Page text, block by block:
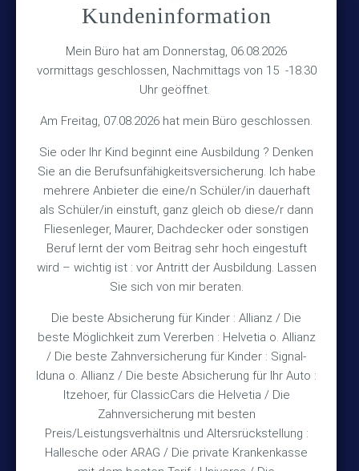
Kundeninformation
Mein Büro hat am Donnerstag, 06.08.2026
vormittags geschlossen, Nachmittags von 15 -18.30
Uhr geöffnet.
Am Freitag, 07.08.2026 hat mein Büro geschlossen.
Sie oder Ihr Kind beginnt eine Ausbildung ? Denken
Sie an die Berufsunfähigkeitsversicherung. Ich habe
mehrere Anbieter die eine/n Schüler/in dauerhaft
als Schüler/in einstuft, ganz gleich ob diese/r dann
Fliesenleger, Maurer, Dachdecker oder sonstigen
Beruf lernt der vom Beitrag sehr hoch eingestuft
wird – wichtig ist : vor Antritt der Ausbildung. Lassen
Sie sich von mir beraten.
Die beste Absicherung für Kinder : Allianz / Die
beste Möglichkeit zum Vererben : Helvetia o. Allianz
/ Die beste Zahnversicherung für Kinder : Signal-
Iduna o. Allianz / Die beste Absicherung für Ihr Auto :
Itzehoer, für ClassicCars die Helvetia / Die
Zahnversicherung mit besten
Preis/Leistungsverhältnis und Altersrückstellung :
Hallesche oder ARAG / Die private Krankenkasse
Hinterkampstr.1a
30890 Barsinghausen
TEL +49 (5105) 1811
FAX +49 (5105) 2720
vmh1a@web.de
Bürozeiten
Mo – Fr 10:15 – 12:00 Uhr
Mo & Do 15:30 – 18:00 Uhr
und nach Vereinbarung
Rechtliches